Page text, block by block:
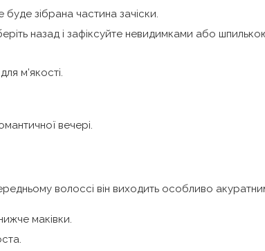
зібрана частина зачіски.
назад і зафіксуйте невидимками або
м’якості.
вечері.
волоссі він виходить особливо
маківки.